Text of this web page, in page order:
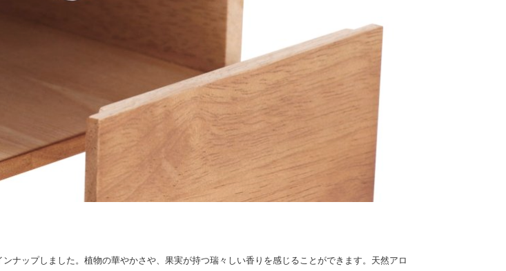
ナップしました。植物の華やかさや、果実が持つ瑞々しい香りを感じることができます。天然アロ